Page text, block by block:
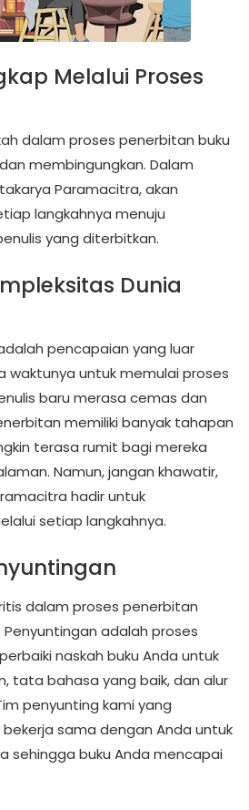
Melalui Proses
dalam proses penerbitan buku
membingungkan. Dalam
Paramacitra, akan
langkahnya menuju
yang diterbitkan.
Dunia
pencapaian yang luar
untuk memulai proses
baru merasa cemas dan
memiliki banyak tahapan
terasa rumit bagi mereka
Namun, jangan khawatir,
hadir untuk
setiap langkahnya.
dalam proses penerbitan
adalah proses
naskah buku Anda untuk
tata bahasa yang baik, dan alur
penyunting kami yang
sama dengan Anda untuk
sehingga buku Anda mencapai